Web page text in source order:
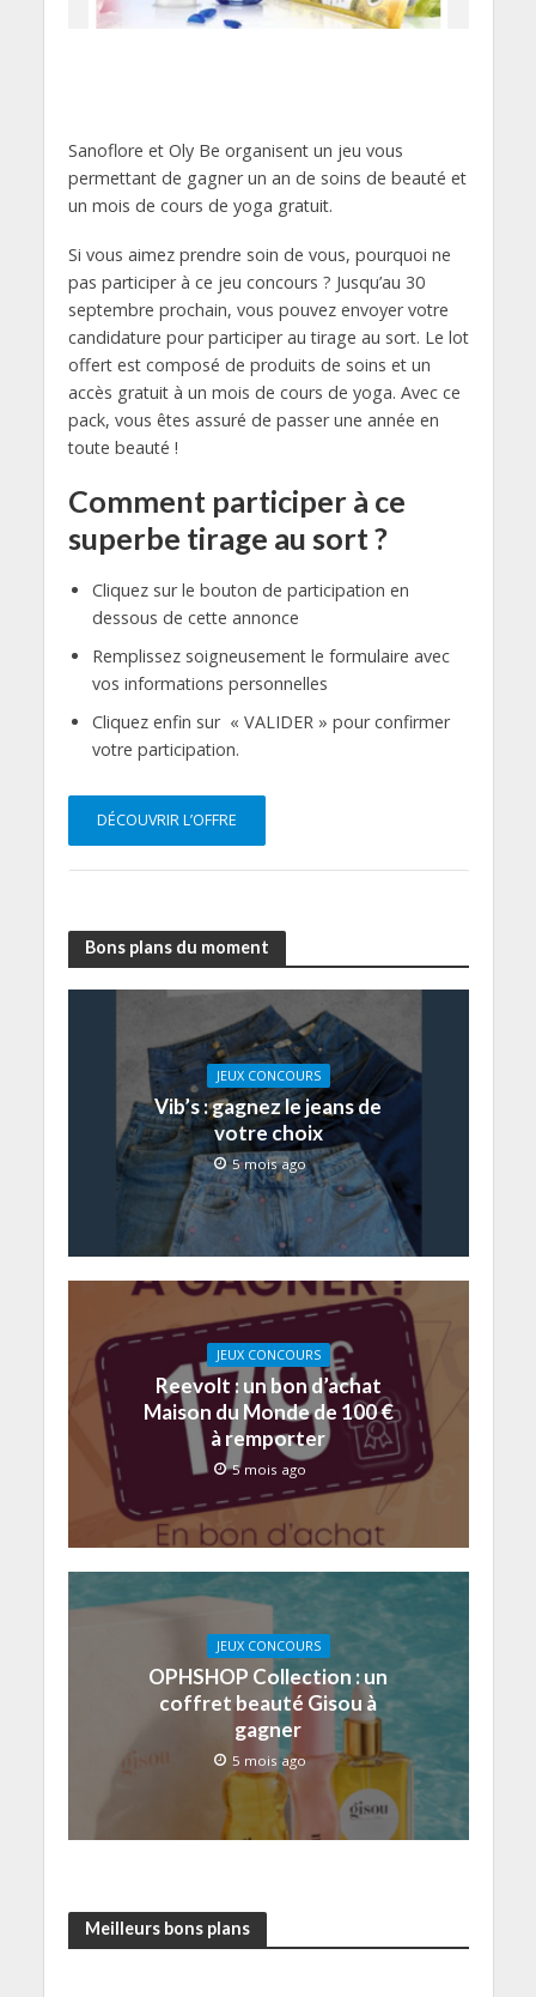
Sanoflore et Oly Be organisent un jeu vous
permettant de gagner un an de soins de beauté et
un mois de cours de yoga gratuit.
Si vous aimez prendre soin de vous, pourquoi ne
pas participer à ce jeu concours ? Jusqu’au 30
septembre prochain, vous pouvez envoyer votre
candidature pour participer au tirage au sort. Le lot
offert est composé de produits de soins et un
accès gratuit à un mois de cours de yoga. Avec ce
pack, vous êtes assuré de passer une année en
toute beauté !
Comment participer à ce
superbe tirage au sort ?
Cliquez sur le bouton de participation en
dessous de cette annonce
Remplissez soigneusement le formulaire avec
vos informations personnelles
Cliquez enfin sur « VALIDER » pour confirmer
votre participation.
DÉCOUVRIR L’OFFRE
Bons plans du moment
JEUX CONCOURS
Vib’s : gagnez le jeans de
votre choix
5 mois ago
JEUX CONCOURS
Reevolt : un bon d’achat
Maison du Monde de 100 €
à remporter
5 mois ago
JEUX CONCOURS
OPHSHOP Collection : un
coffret beauté Gisou à
gagner
5 mois ago
Meilleurs bons plans